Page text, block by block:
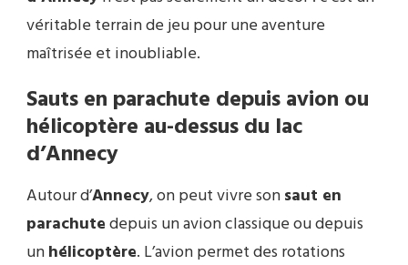
véritable terrain de jeu pour une aventure
maîtrisée et inoubliable.
Sauts en parachute depuis avion ou
hélicoptère au-dessus du lac
d’Annecy
Autour d’Annecy, on peut vivre sonsaut en
parachutedepuis un avion classique ou depuis
unhélicoptère. L’avion permet des rotations